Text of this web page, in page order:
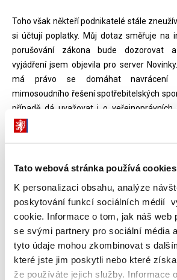
Tato webová stránka používá cookies
K personalizaci obsahu, analýze
poskytování funkcí sociálních médií
cookie. Informace o tom, jak náš web
se svými partnery pro sociální média
tyto údaje mohou zkombinovat s
které jste jim poskytli nebo které
že používáte jejich služby. Informace
Toho však někteří podnikatelé stále
si účtují poplatky. Můj dotaz směřuje na
porušování zákona bude dozorovat
vyjádření jsem objevila pro server
má právo se domáhat navrácení
mimosoudního řešení spotřebitelských
případě dá uvažovat i o veřejnoprávních
obchodní praktiku, řekl Novinkám mluvčí
https://www.novinky.cz/
kartou.html).
Má otázka zní: Na jaký orgán se však má v
řešení sporů spotřebitel obrátit, když
inspekce ohradila, že tuto problematiku
ani pokutovat?
Odpověď: